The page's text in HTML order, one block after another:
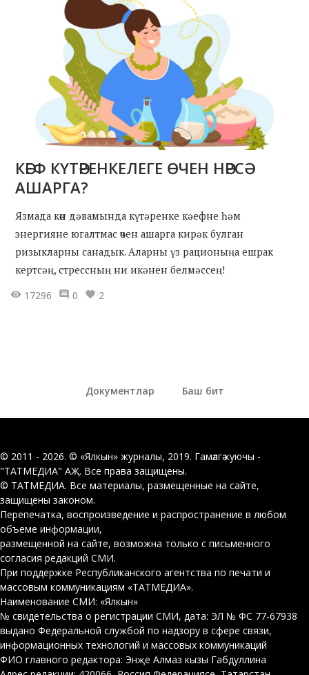
КӘЕФ КҮТӘРЕНКЕЛЕГЕ ӨЧЕН НӘРСӘ
АШАРГА?
Язмада көн дәвамында күтәренке кәефне һәм
энергияне югалтмас өчен ашарга кирәк булган
ризыкларны санадык. Аларны үз рационыңа ешрак
кертсәң, стрессның ни икәнен белмәссең!
17296
0 2
Документлар Баш бит
© 2011 - 2026. © «Ялкын» журналы, 2019. Гамәлгә куючы -
"ТАТМЕДИА" АҖ. Все права защищены.
© ТАТМЕДИА. Все материалы, размещенные на сайте,
защищены законом.
Перепечатка, воспроизведение и распространение в любом
объеме информации,
размещенной на сайте, возможна только с письменного
согласия редакций СМИ.
При поддержке Республиканского агентства по печати и
массовым коммуникациям «ТАТМЕДИА».
Наименование СМИ: «Ялкын»
№ свидетельства о регистрации СМИ, дата: ЭЛ № ФС 77-67938
выдано Федеральной службой по надзору в сфере связи,
информационных технологий и массовых коммуникаций
ФИО главного редактора: Энҗе Алмаз кызы Габдуллина